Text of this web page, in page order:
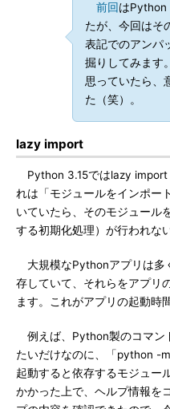
前回はPython
たが、今回はそ
表記でのアンパ
掘りしてみます
思っていたら、
た（笑）。
lazy import
Python 3.15ではlazy import
れは「モジュールをインポー
いていたら、そのモジュール
する初期化処理）が行われな
大規模なPythonアプリは多
存していて、それらをアプリ
ます。これがアプリの起動時
例えば、Python製のコマン
たいだけなのに、「python -
起動すると依存するモジュー
かかった上で、ヘルプ情報を